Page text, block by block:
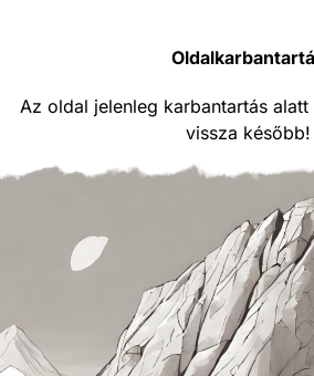
Az oldal jelenleg karbantartás
vissza később!